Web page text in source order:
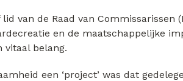
van de Raad van
en de maatschappelijke
vitaal belang.
een ‘project’ was dat